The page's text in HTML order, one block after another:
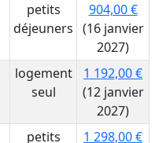
petits
déjeuners
904,00 €
(16 janvier
2027)
logement
seul
1 192,00 €
(12 janvier
2027)
petits
1 298,00 €